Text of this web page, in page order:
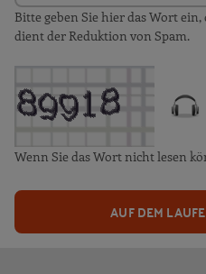
Bitte geben Sie hier das Wort
dient der Reduktion von Spam.
Wenn Sie das Wort nicht lesen
AUF DEM